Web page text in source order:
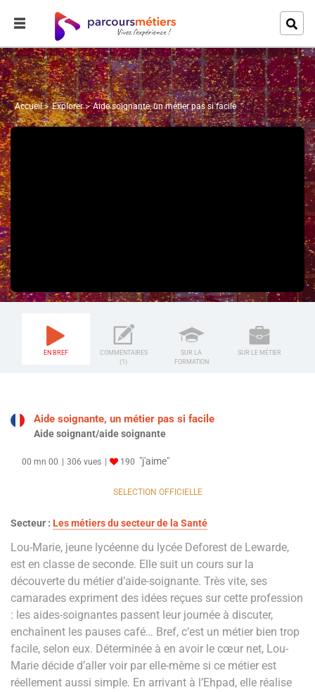
Accueil Explorer Aide soignante, un métier pas si facile
EN BREF
COMMENTAIRES
(1)
SUR LA
FORMATION
SUR LE MÉTIER
Aide soignante, un métier pas si facile
Aide soignant/aide soignante
00 mn 00 306 vues 190 "j'aime"
SELECTION OFFICIELLE
Secteur : Les métiers du secteur de la Santé
Lou-Marie, jeune lycéenne du lycée Deforest de Lewarde,
est en classe de seconde. Elle suit un cours sur la
découverte du métier d’aide-soignante. Très vite, ses
camarades expriment des idées reçues sur cette profession
: les aides-soignantes passent leur journée à discuter,
enchaînent les pauses café… Bref, c’est un métier bien trop
facile, selon eux. Déterminée à en avoir le cœur net, Lou-
Marie décide d’aller voir par elle-même si ce métier est
réellement aussi simple. En arrivant à l’Ehpad, elle réalise